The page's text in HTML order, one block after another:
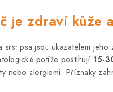
je zdraví kůže
srst psa jsou ukazatelem
potíže postihují 15-
nebo alergiemi. Příznaky